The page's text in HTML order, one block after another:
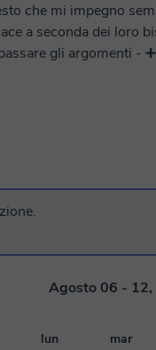
che mi impegno
a seconda dei loro
gli argomenti -
disponibilità. 💌 Scrivimi
Agosto 06 -
lun
mar